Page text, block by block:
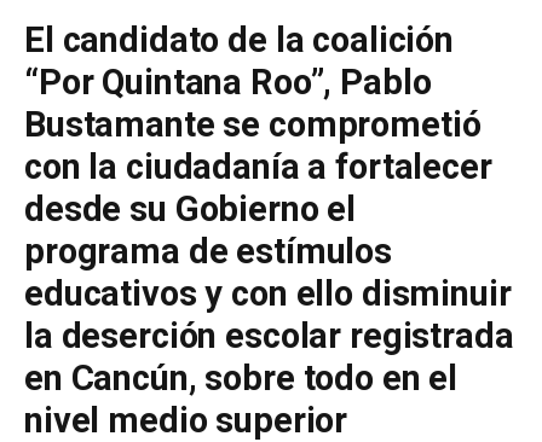
El candidato de la coalición
“Por Quintana Roo”, Pablo
Bustamante se comprometió
con la ciudadanía a fortalecer
desde su Gobierno el
programa de estímulos
educativos y con ello disminuir
la deserción escolar registrada
en Cancún, sobre todo en el
nivel medio superior